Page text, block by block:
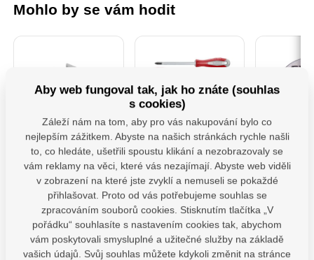
Mohlo by se vám hodit
PSS 80 ( 80x250x4)
Patka sloupku typu
"U" široká
Patka sloupu PSS je
určena pro montáž
dřevěných prvků k
betonu. Zajišťuje
odpovídající vzdálenost
dřeva od podkladu a její
konstrukce umožňuje
přenášet vysoké
Skladem 11 ks
143,93 Kč
4740930 Sada
Šroubováků 7ks
Profesionální sada
šroubováků Fortum,
která splňuje vysoké
nároky na odolnost i
komfort při práci.
Ergonomicky tvarovaná
rukojeť z tvrdého PP
plastu je na povrchu
Na dotaz
106901-
řezné na
kotouče
Industrial,
Extol
Industrial
Aby web fungoval tak, jak ho znáte (souhlas
s cookies)
Záleží nám na tom, aby pro vás nakupování bylo co
nejlepším zážitkem. Abyste na našich stránkách rychle našli
to, co hledáte, ušetřili spoustu klikání a nezobrazovaly se
vám reklamy na věci, které vás nezajímají. Abyste web viděli
v zobrazení na které jste zvyklí a nemuseli se pokaždé
přihlašovat. Proto od vás potřebujeme souhlas se
zpracováním souborů cookies. Stisknutím tlačítka „V
pořádku“ souhlasíte s nastavením cookies tak, abychom
vám poskytovali smysluplné a užitečné služby na základě
vašich údajů. Svůj souhlas můžete kdykoli změnit na stránce